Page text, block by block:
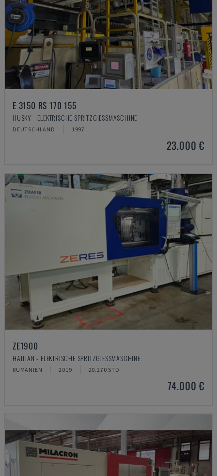
E 3150 RS 170 155
HUSKY - ELEKTRISCHE SPRITZGIESSMASCHINE
DEUTSCHLAND 1997
23.000 €
ZE1900
HAITIAN - ELEKTRISCHE SPRITZGIESSMASCHINE
RUMÄNIEN 2019 20.270 STD
74.000 €